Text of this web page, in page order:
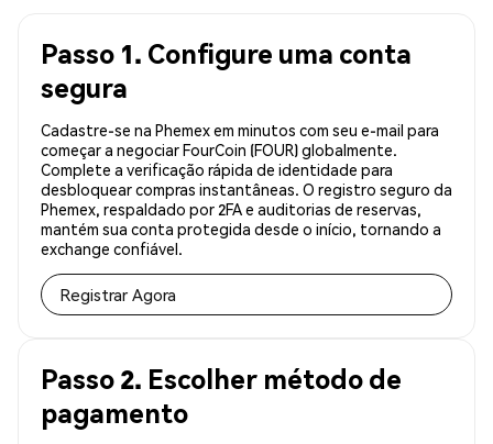
Passo 1. Configure uma conta
segura
Cadastre-se na Phemex em minutos com seu e-mail para
começar a negociar FourCoin (FOUR) globalmente.
Complete a verificação rápida de identidade para
desbloquear compras instantâneas. O registro seguro da
Phemex, respaldado por 2FA e auditorias de reservas,
mantém sua conta protegida desde o início, tornando a
exchange confiável.
Registrar Agora
Passo 2. Escolher método de
pagamento